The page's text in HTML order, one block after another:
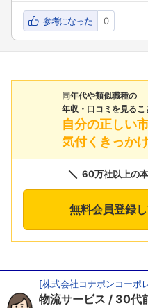
参考になった 0
同年代や類似職種の
年収・口コミを見るこ
自分の正しい
気付くきっか
60万社以上の
無料会員登録
[株式会社コナポンコーポ
物流サービス 30代